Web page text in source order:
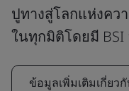
ปูทางสู่โลกแห่งคว
ในทุกมิติโดยมี
ข้อมูลเพิ่มเติมเกี่ยวกั